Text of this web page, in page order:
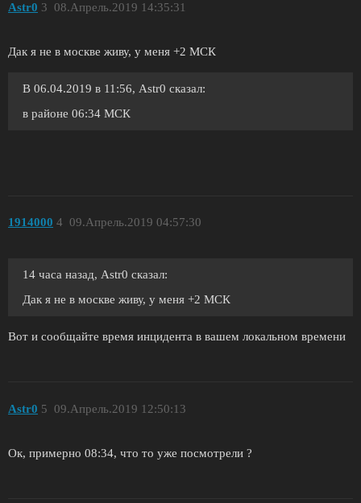
Astr0 08.Апрель.2019 14:35:31
3
Дак я не в москве живу, у меня +2 МСК
В 06.04.2019 в 11:56, Astr0 сказал:
в районе 06:34 МСК
1914000 09.Апрель.2019 04:57:30
4
14 часа назад, Astr0 сказал:
Дак я не в москве живу, у меня +2 МСК
Вот и сообщайте время инцидента в вашем локальном времени
Astr0 09.Апрель.2019 12:50:13
5
Ок, примерно 08:34, что то уже посмотрели ?